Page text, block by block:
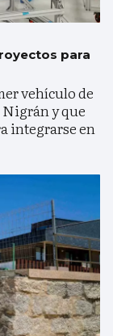
para
vehículo de
y que
integrarse en